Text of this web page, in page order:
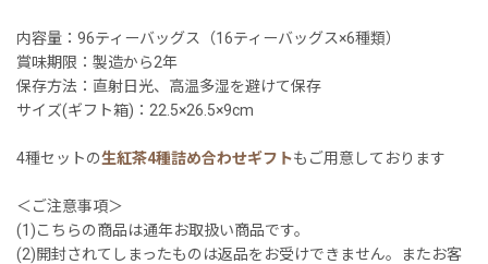
内容量：96ティーバッグス（16ティーバッグス×6種類）
賞味期限：製造から2年
保存方法：直射日光、高温多湿を避けて保存
サイズ(ギフト箱)：22.5×26.5×9cm
4種セットの生紅茶4種詰め合わせギフトもご用意しております
＜ご注意事項＞
(1)こちらの商品は通年お取扱い商品です。
(2)開封されてしまったものは返品をお受けできません。またお客